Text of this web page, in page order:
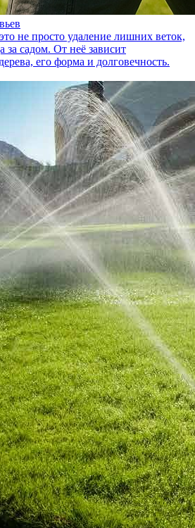
не просто удаление лишних веток,
за садом. От неё зависит
его форма и долговечность.